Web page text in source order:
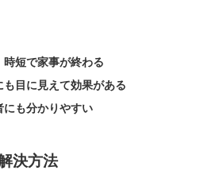
短で家事が終わる
目に見えて効果がある
にも分かりやすい
決方法